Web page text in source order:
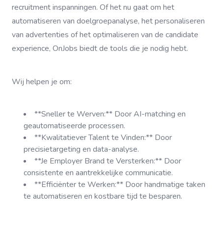
recruitment inspanningen. Of het nu gaat om het
automatiseren van doelgroepanalyse, het personaliseren
van advertenties of het optimaliseren van de candidate
experience, OnJobs biedt de tools die je nodig hebt.
Wij helpen je om:
**Sneller te Werven:** Door AI-matching en
geautomatiseerde processen.
**Kwalitatiever Talent te Vinden:** Door
precisietargeting en data-analyse.
**Je Employer Brand te Versterken:** Door
consistente en aantrekkelijke communicatie.
**Efficiënter te Werken:** Door handmatige taken
te automatiseren en kostbare tijd te besparen.